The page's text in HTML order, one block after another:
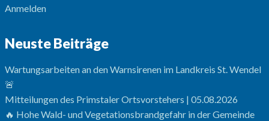
Anmelden
Neuste Beiträge
Wartungsarbeiten an den Warnsirenen im Landkreis St. Wendel
🚨
Mitteilungen des Primstaler Ortsvorstehers | 05.08.2026
🔥 Hohe Wald- und Vegetationsbrandgefahr in der Gemeinde